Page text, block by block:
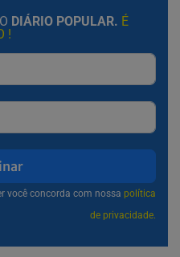
DIÁRIO POPULAR. É
!
você concorda com nossa política
de privacidade.